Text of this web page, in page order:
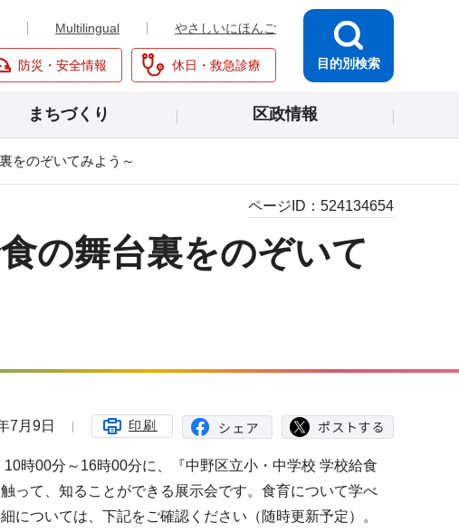
Multilingual やさしいにほんご
防災・安全情報 休日・救急診療 目的別検索
まちづくり 区政情報
をのぞいてみよう～
の舞台裏をのぞいて
ページID： 524134654
7月9日 印刷
時00分～16時00分に、『中野区立小・中学校 学校給食
って、知ることができる展示会です。食育について学べ
ついては、下記をご確認ください（随時更新予定）。